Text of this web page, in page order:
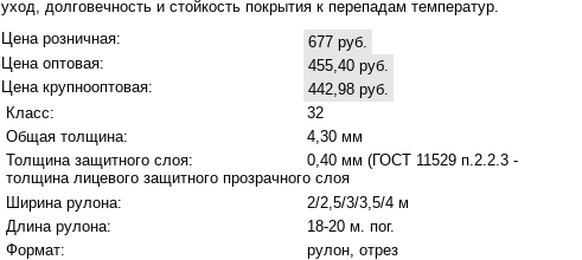
уход, долговечность и стойкость покрытия к перепадам температур.
Цена розничная:
677 руб.
Цена оптовая:
455,40 руб.
Цена крупнооптовая:
442,98 руб.
Класс:
32
Общая толщина:
4,30 мм
Толщина защитного слоя:
0,40 мм (ГОСТ 11529 п.2.2.3 -
толщина лицевого защитного прозрачного слоя
Ширина рулона:
2/2,5/3/3,5/4 м
Длина рулона:
18-20 м. пог.
Формат:
рулон, отрез